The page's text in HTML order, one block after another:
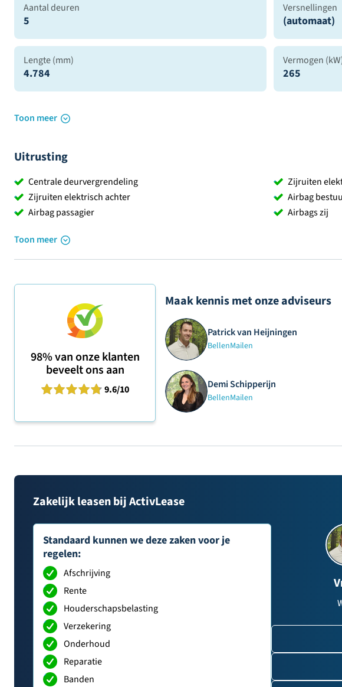
Aantal deuren
5
Versnellingen
(automaat)
Lengte (mm)
4.784
Vermogen
265
Toon meer
Uitrusting
Centrale deurvergrendeling
Zijruiten
Zijruiten elektrisch achter
Airbag
Airbag passagier
Airbags zij
Toon meer
98%van onze klanten
beveelt ons aan
9.6/10
Maak kennis met onze adviseurs
Patrick van Heijningen
BellenMailen
Demi Schipperijn
BellenMailen
Zakelijk leasen bij ActivLease
Standaard kunnen we deze zaken voor je
regelen:
Afschrijving
Rente
Houderschapsbelasting
Verzekering
Onderhoud
Reparatie
Banden